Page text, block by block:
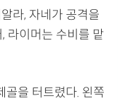
라, 자네가 공격을
라이머는 수비를 맡
골을 터트렸다. 왼쪽